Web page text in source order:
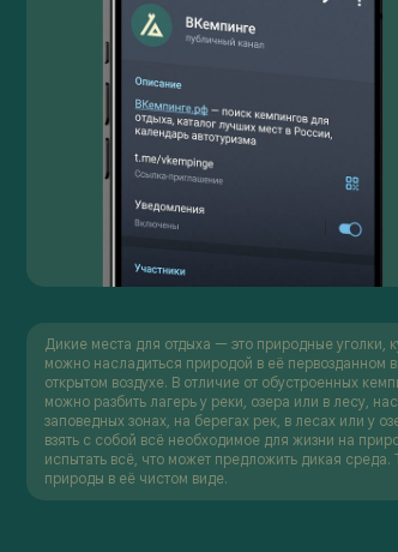
Дикие места для отдыха — это природные уголки,
можно насладиться природой в её первозданном
открытом воздухе. В отличие от обустроенных
можно разбить лагерь у реки, озера или в лесу,
заповедных зонах, на берегах рек, в лесах или у
взять с собой всё необходимое для жизни на
испытать всё, что может предложить дикая
природы в её чистом виде.